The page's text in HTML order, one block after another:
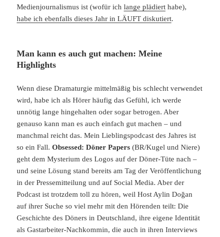
Medienjournalismus ist (wofür ichlange plädiert habe),
habe ich ebenfalls dieses Jahr in LÄUFT diskutiert.
Man kann es auch gut machen: Meine
Highlights
Wenn diese Dramaturgie mittelmäßig bis schlecht verwendet
wird, habe ich als Hörer häufig das Gefühl, ich werde
unnötig lange hingehalten oder sogar betrogen. Aber
genauso kann man es auch einfach gut machen – und
manchmal reicht das. Mein Lieblingspodcast des Jahres ist
so ein Fall.Obsessed: Döner Papers (BR/Kugel und Niere)
geht dem Mysterium des Logos auf der Döner-Tüte nach –
und seine Lösung stand bereits am Tag der Veröffentlichung
in der Pressemitteilung und auf Social Media. Aber der
Podcast ist trotzdem toll zu hören, weil Host Aylin Doğan
auf ihrer Suche so viel mehr mit den Hörenden teilt: Die
Geschichte des Döners in Deutschland, ihre eigene Identität
als Gastarbeiter-Nachkommin, die auch in ihren Interviews